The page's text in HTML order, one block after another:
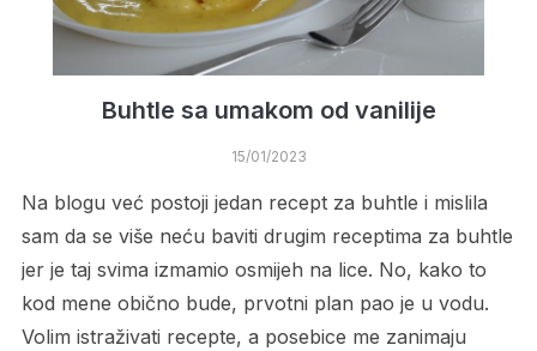
Buhtle sa umakom od vanilije
15/01/2023
Na blogu već postoji jedan recept za buhtle i mislila
sam da se više neću baviti drugim receptima za buhtle
jer je taj svima izmamio osmijeh na lice. No, kako to
kod mene obično bude, prvotni plan pao je u vodu.
Volim istraživati recepte, a posebice me zanimaju